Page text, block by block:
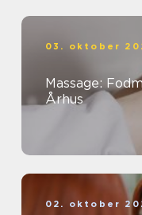
03. oktober
Massage:
Århus
02. oktober